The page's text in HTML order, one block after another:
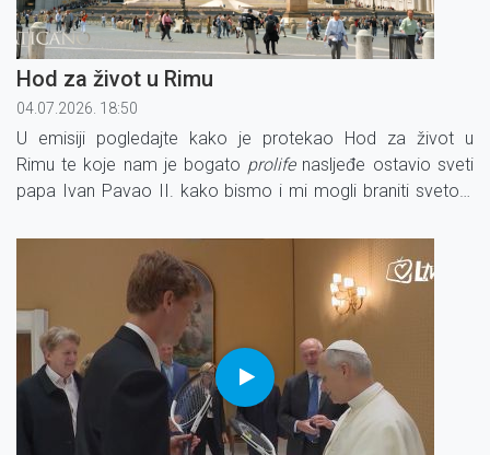
Hod za život u Rimu
04.07.2026. 18:50
U emisiji pogledajte kako je protekao Hod za život u
Rimu te koje nam je bogato prolife nasljeđe ostavio sveti
papa Ivan Pavao II. kako bismo i mi mogli braniti svetost